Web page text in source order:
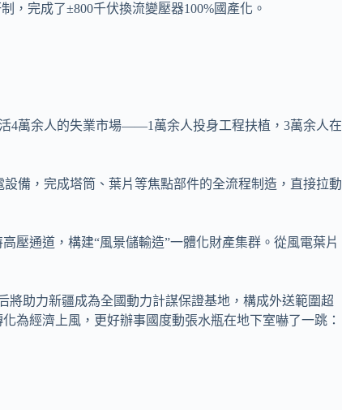
，完成了±800千伏換流變壓器100%國產化。
4萬余人的失業市場——1萬余人投身工程扶植，3萬余人在
備，完成塔筒、葉片等焦點部件的全流程制造，直接拉動
壓通道，構建“風景儲輸造”一體化財產集群。從風電葉片
將助力新疆成為全國動力計謀保證基地，構成外送範圍超
為經濟上風，更好辦事國度動張水瓶在地下室嚇了一跳：